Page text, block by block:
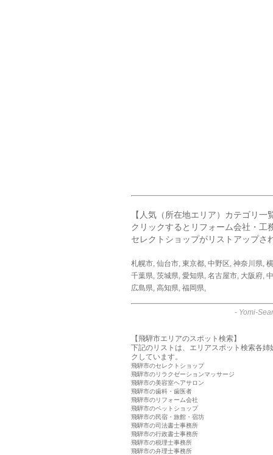
【人気（所在地エリア）カテゴリ一
クリックするとリフォーム会社・工
セレクトショップがリストアップさ
札幌市, 仙台市, 東京都, 中野区, 神奈川県,
千葉県, 茨城県, 愛知県, 名古屋市, 大阪府,
広島県, 高知県, 福岡県,
- Yomi-
【飛騨市エリアのスポット検索】
下記のリストは、エリアスポット検索各
クしています。
飛騨市のセレクトショップ
飛騨市のリラクゼーションマッサージ
飛騨市の美容室ヘアサロン
飛騨市の歯科・歯医者
飛騨市のリフォーム会社
飛騨市のペットショップ
飛騨市の民宿・旅館・宿坊
飛騨市の司法書士事務所
飛騨市の行政書士事務所
飛騨市の税理士事務所
飛騨市の弁理士事務所